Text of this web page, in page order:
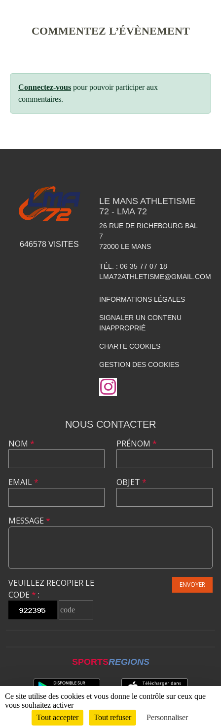
COMMENTEZ L’ÉVÈNEMENT
Connectez-vous pour pouvoir participer aux
commentaires.
646578 VISITES
LE MANS ATHLETISME
72 - LMA 72
26 RUE DE RICHEBOURG BAL
7
72000 LE MANS
TÉL. : 06 35 77 07 18
LMA72ATHLETISME@GMAIL.COM
INFORMATIONS LÉGALES
SIGNALER UN CONTENU
INAPPROPRIÉ
CHARTE COOKIES
GESTION DES COOKIES
NOUS CONTACTER
NOM *
EMAIL*
PRÉNOM *
OBJET *
MESSAGE *
VEUILLEZ RECOPIER LE
CODE * :
ENVOYER
SPORTSREGIONS
Envie de participer ? CONNEXION
Ce site utilise des cookies et vous donne le contrôle sur ceux que
vous souhaitez activer
Tout accepter
Tout refuser Personnaliser